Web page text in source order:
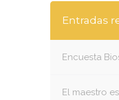
Entradas
Encuesta
El maestro